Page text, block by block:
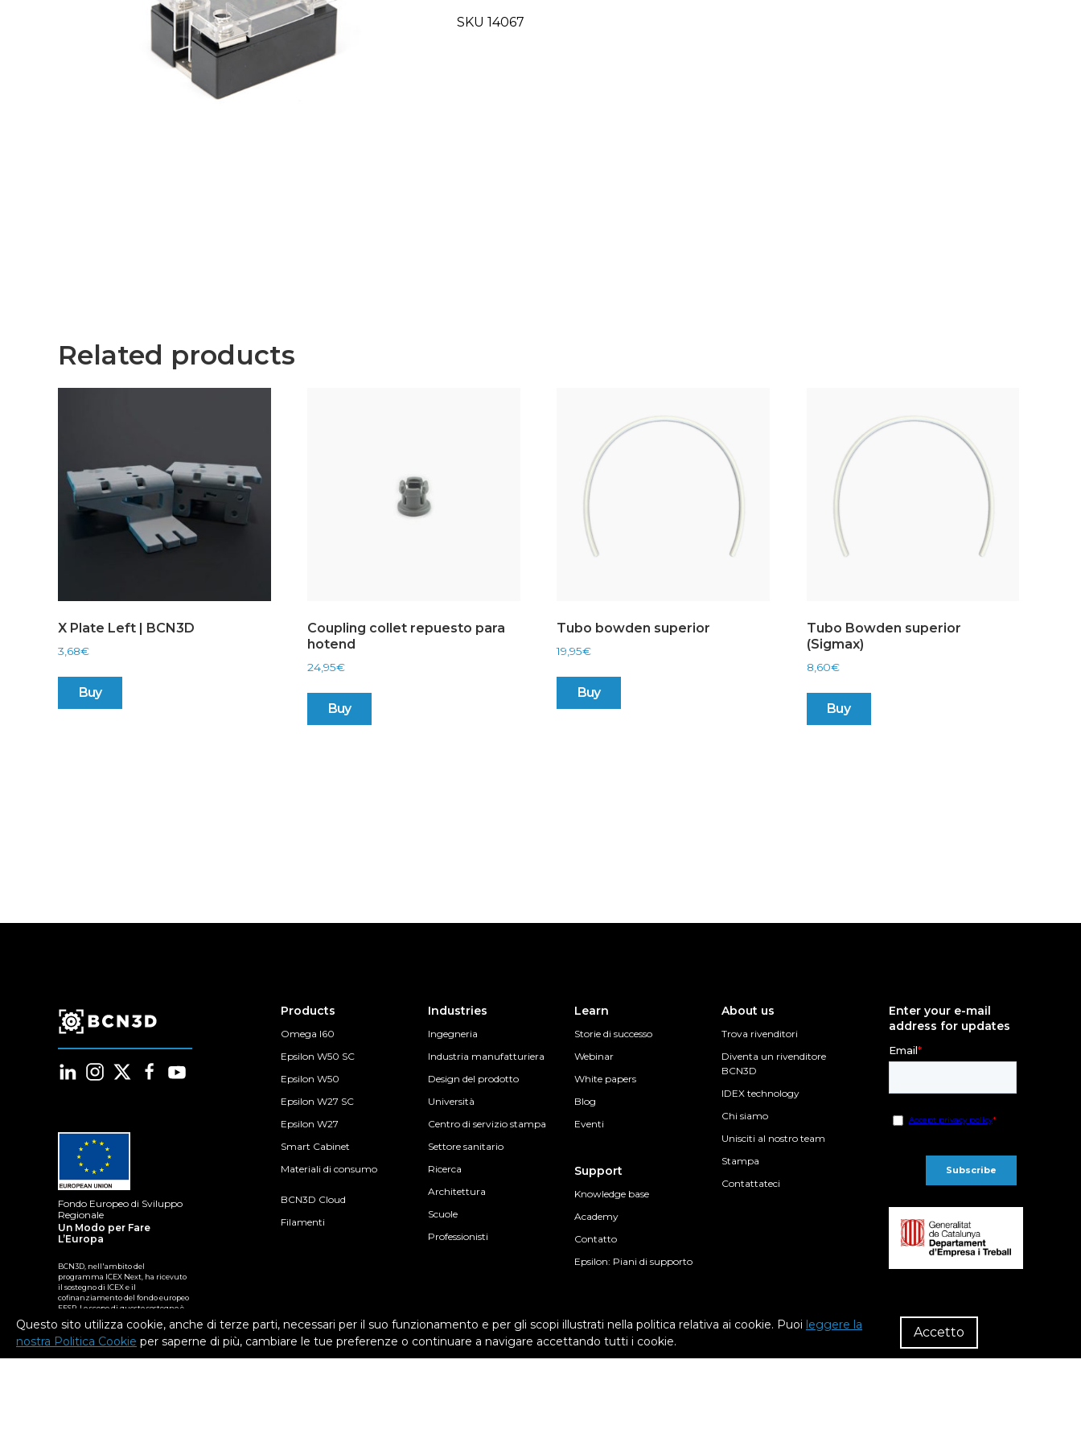
quantity
SKU 14067
Related products
X Plate Left | BCN3D
3,68€
Buy
Coupling collet repuesto para
hotend
24,95€
Buy
Tubo bowden superior
19,95€
Buy
Tubo Bowden superior
(Sigmax)
8,60€
Buy
Fondo Europeo di Sviluppo
Regionale
Un Modo per Fare
L’Europa
BCN3D, nell'ambito del
programma ICEX Next, ha ricevuto
il sostegno di ICEX e il
cofinanziamento del fondo europeo
FESR. Lo scopo di questo sostegno è
quello di contribuire allo sviluppo
internazionale dell'azienda e del
suo ambiente.
Products
Omega I60
Epsilon W50 SC
Epsilon W50
Epsilon W27 SC
Epsilon W27
Smart Cabinet
Materiali di consumo
BCN3D Cloud
Filamenti
Industries
Ingegneria
Industria manufatturiera
Design del prodotto
Università
Centro di servizio stampa
Settore sanitario
Ricerca
Architettura
Scuole
Professionisti
Learn
Storie di successo
Webinar
White papers
Blog
Eventi
Support
Knowledge base
Academy
Contatto
Epsilon: Piani di supporto
About us
Trova rivenditori
Diventa un rivenditore
BCN3D
IDEX technology
Chi siamo
Unisciti al nostro team
Stampa
Contattateci
Enter your e-mail
address for updates
Questo sito utilizza cookie, anche di terze parti, necessari per il suo funzionamento e per gli scopi illustrati nella politica relativa ai cookie. Puoi leggere la
nostra Politica Cookie per saperne di più, cambiare le tue preferenze o continuare a navigare accettando tutti i cookie.
Accetto